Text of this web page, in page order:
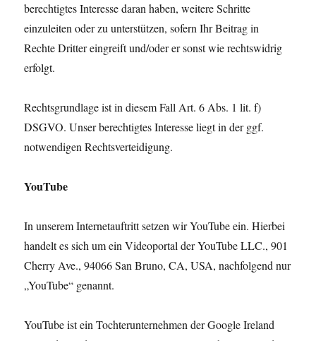
berechtigtes Interesse daran haben, weitere Schritte
einzuleiten oder zu unterstützen, sofern Ihr Beitrag in
Rechte Dritter eingreift und/oder er sonst wie rechtswidrig
erfolgt.
Rechtsgrundlage ist in diesem Fall Art. 6 Abs. 1 lit. f)
DSGVO. Unser berechtigtes Interesse liegt in der ggf.
notwendigen Rechtsverteidigung.
YouTube
In unserem Internetauftritt setzen wir YouTube ein. Hierbei
handelt es sich um ein Videoportal der YouTube LLC., 901
Cherry Ave., 94066 San Bruno, CA, USA, nachfolgend nur
„YouTube“ genannt.
YouTube ist ein Tochterunternehmen der Google Ireland